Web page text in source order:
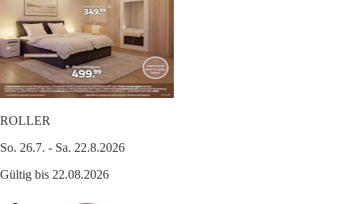
ROLLER
So. 26.7. - Sa. 22.8.2026
Gültig bis 22.08.2026